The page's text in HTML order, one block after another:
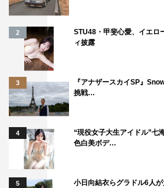
2
STU48・甲斐心愛、イエロ
ィ披露
3
『アナザースカイSP』
挑戦…
4
“現役女子大生アイドル”七
色白美ボデ…
5
小日向結衣らグラドル6人